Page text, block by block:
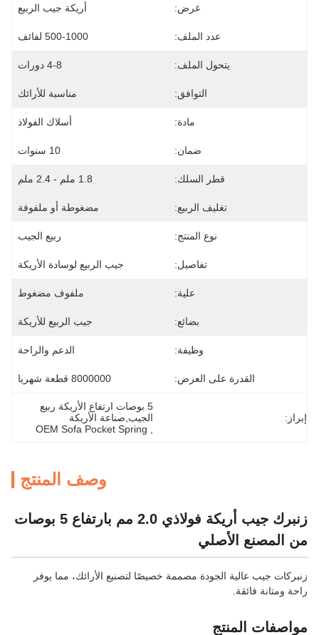
غرض: أريكة جيب الربيع
عدد الملف: 500-1000 لفائف
يتحول الملف: 4-8 دورات
التوافق: مناسبة للأرائك
مادة: أسلاك الفولاذ
ضمان: 10 سنوات
قطر السلك: 1.8 ملم - 2.4 ملم
تغليف الربيع: مضغوطة أو ملفوفة
نوع المنتج: ربيع الجيب
تفاصيل: جيب الربيع لوسادة الأريكة
علية: ملفوف مضغوط
بضائع: جيب الربيع للأريكة
وظيفة: الدعم والراحة
القدرة على العرض: 8000000 قطعة شهريا
إبراز:
الجيب,صناعة الأريكة
OEM Sofa Pocket Spring
وصف المنتج
زنبرك جيب أريكة فولاذي 2.0 مم بارتفاع 5 بوصات
من المصنع الأصلي
زنبركات جيب عالية الجودة مصممة خصيصًا لتصنيع الأرائك، مما يوفر
راحة ومتانة فائقة.
مواصفات المنتج